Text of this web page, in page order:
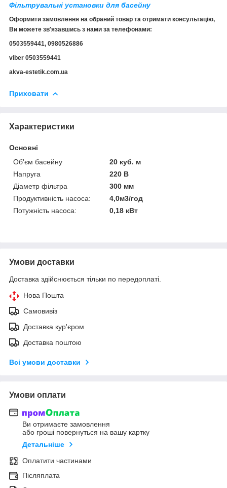
Фільтрувальні установки для басейну
Оформити замовлення на обраний товар та отримати консультацію,
Ви можете зв'язавшись з нами за телефонами:
0503559441, 0980526886
viber 0503559441
akva-estetik.com.ua
Приховати
Характеристики
Основні
Об'єм басейну
20 куб. м
Напруга
220 В
Діаметр фільтра
300 мм
Продуктивність насоса:
4,0м3/год
Потужність насоса:
0,18 кВт
Умови доставки
Доставка здійснюється тільки по передоплаті.
Нова Пошта
Самовивіз
Доставка кур'єром
Доставка поштою
Всі умови доставки
Умови оплати
Ви отримаєте замовлення
або гроші повернуться на вашу картку
Детальніше
Оплатити частинами
Післяплата